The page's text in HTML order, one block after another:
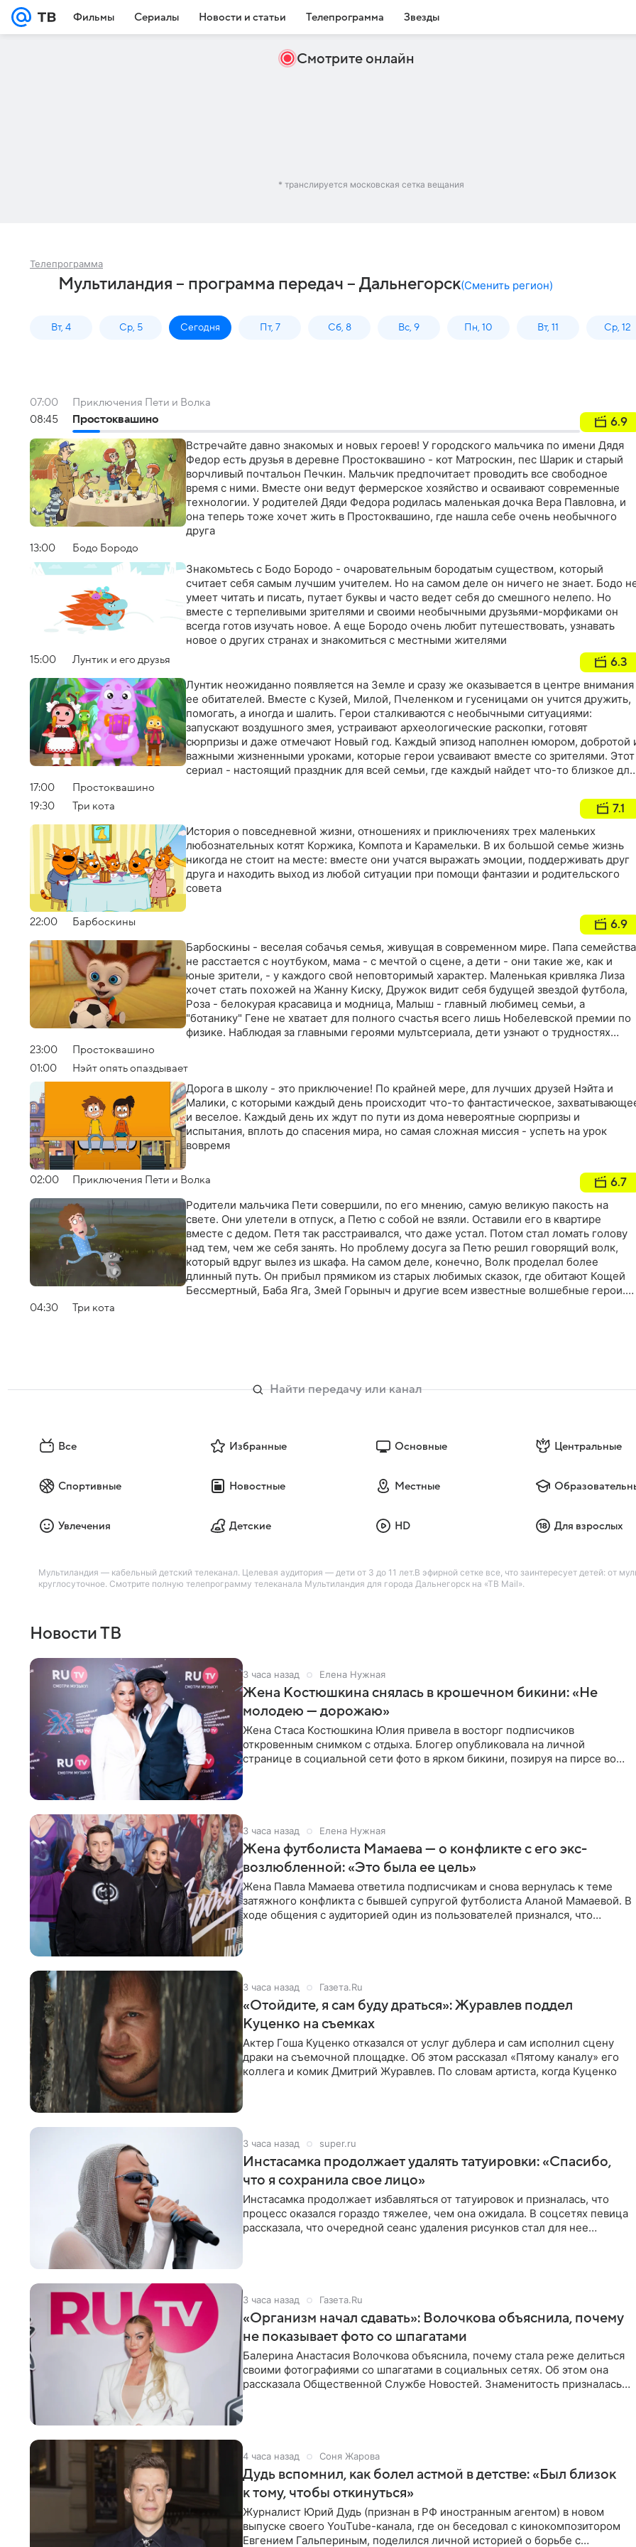
Фильмы Сериалы Новости и статьи Телепрограмма Звезды
Смотрите онлайн
* транслируется московская сетка вещания
Телепрограмма
Мультиландия – программа передач – Дальнегорск(Сменить регион)
Вт, 4 Ср, 5 Сегодня Пт, 7 Сб, 8 Вс, 9 Пн, 10 Вт, 11 Ср, 12
07:00
Приключения Пети и Волка
08:45
Простоквашино 6.9
Встречайте давно знакомых и новых героев! У городского мальчика по имени Дядя
Федор есть друзья в деревне Простоквашино - кот Матроскин, пес Шарик и старый
ворчливый почтальон Печкин. Мальчик предпочитает проводить все свободное
время с ними. Вместе они ведут фермерское хозяйство и осваивают современные
технологии. У родителей Дяди Федора родилась маленькая дочка Вера Павловна, и
она теперь тоже хочет жить в Простоквашино, где нашла себе очень необычного
друга
13:00 Бодо Бородо
Знакомьтесь с Бодо Бородо - очаровательным бородатым существом, который
считает себя самым лучшим учителем. Но на самом деле он ничего не знает. Бодо
умеет читать и писать, путает буквы и часто ведет себя до смешного нелепо. Но
вместе с терпеливыми зрителями и своими необычными друзьями-морфиками он
всегда готов изучать новое. А еще Бородо очень любит путешествовать, узнавать
новое о других странах и знакомиться с местными жителями
15:00 Лунтик и его друзья 6.3
Лунтик неожиданно появляется на Земле и сразу же оказывается в центре внимания
ее обитателей. Вместе с Кузей, Милой, Пчеленком и гусеницами он учится дружить,
помогать, а иногда и шалить. Герои сталкиваются с необычными ситуациями:
запускают воздушного змея, устраивают археологические раскопки, готовят
сюрпризы и даже отмечают Новый год. Каждый эпизод наполнен юмором, добротой
важными жизненными уроками, которые герои усваивают вместе со зрителями. Этот
сериал - настоящий праздник для всей семьи, где каждый найдет что-то близкое для
17:00
Простоквашино
19:30
Три кота 7.1
История о повседневной жизни, отношениях и приключениях трех маленьких
любознательных котят Коржика, Компота и Карамельки. В их большой семье жизнь
никогда не стоит на месте: вместе они учатся выражать эмоции, поддерживать друг
друга и находить выход из любой ситуации при помощи фантазии и родительского
совета
22:00 Барбоскины 6.9
Барбоскины - веселая собачья семья, живущая в современном мире. Папа семейства
не расстается с ноутбуком, мама - с мечтой о сцене, а дети - они такие же, как и
юные зрители, - у каждого свой неповторимый характер. Маленькая кривляка Лиза
хочет стать похожей на Жанну Киску, Дружок видит себя будущей звездой футбола,
Роза - белокурая красавица и модница, Малыш - главный любимец семьи, а
"ботанику" Гене не хватает для полного счастья всего лишь Нобелевской премии по
физике. Наблюдая за главными героями мультсериала, дети узнают о трудностях
23:00
Простоквашино
01:00
Нэйт опять опаздывает
Дорога в школу - это приключение! По крайней мере, для лучших друзей Нэйта и
Малики, с которыми каждый день происходит что-то фантастическое,
и веселое. Каждый день их ждут по пути из дома невероятные сюрпризы и
испытания, вплоть до спасения мира, но самая сложная миссия - успеть на урок
вовремя
02:00 Приключения Пети и Волка 6.7
Родители мальчика Пети совершили, по его мнению, самую великую пакость на
свете. Они улетели в отпуск, а Петю с собой не взяли. Оставили его в квартире
вместе с дедом. Петя так расстраивался, что даже устал. Потом стал ломать голову
над тем, чем же себя занять. Но проблему досуга за Петю решил говорящий волк,
который вдруг вылез из шкафа. На самом деле, конечно, Волк проделал более
длинный путь. Он прибыл прямиком из старых любимых сказок, где обитают Кощей
Бессмертный, Баба Яга, Змей Горыныч и другие всем известные волшебные герои.
04:30 Три кота
Все Избранные Основные Центральные
Спортивные Новостные Местные
Увлечения Детские HD Для взрослых
Мультиландия — кабельный детский телеканал. Целевая аудитория — дети от 3 до 11 лет.В эфирной сетке все, что заинтересует детей: от
круглосуточное. Смотрите полную телепрограмму телеканала Мультиландия для города Дальнегорск на «ТВ Mail».
Новости ТВ
3 часа назад Елена Нужная
Жена Костюшкина снялась в крошечном бикини: «Не
молодею — дорожаю»
Жена Стаса Костюшкина Юлия привела в восторг подписчиков
откровенным снимком с отдыха. Блогер опубликовала на личной
странице в социальной сети фото в ярком бикини, позируя на пирсе во
3 часа назад Елена Нужная
Жена футболиста Мамаева — о конфликте с его экс-
возлюбленной: «Это была ее цель»
Жена Павла Мамаева ответила подписчикам и снова вернулась к теме
затяжного конфликта с бывшей супругой футболиста Аланой Мамаевой. В
ходе общения с аудиторией один из пользователей признался, что
3 часа назад Газета.Ru
«Отойдите, я сам буду драться»: Журавлев поддел
Куценко на съемках
Актер Гоша Куценко отказался от услуг дублера и сам исполнил сцену
драки на съемочной площадке. Об этом рассказал «Пятому каналу» его
коллега и комик Дмитрий Журавлев. По словам артиста, когда Куценко
3 часа назад super.ru
Инстасамка продолжает удалять татуировки: «Спасибо,
что я сохранила свое лицо»
Инстасамка продолжает избавляться от татуировок и призналась, что
процесс оказался гораздо тяжелее, чем она ожидала. В соцсетях певица
рассказала, что очередной сеанс удаления рисунков стал для нее
3 часа назад Газета.Ru
«Организм начал сдавать»: Волочкова объяснила, почему
не показывает фото со шпагатами
Балерина Анастасия Волочкова объяснила, почему стала реже делиться
своими фотографиями со шпагатами в социальных сетях. Об этом она
рассказала Общественной Службе Новостей. Знаменитость призналась,
4 часа назад Соня Жарова
Дудь вспомнил, как болел астмой в детстве: «Был близок
к тому, чтобы откинуться»
Журналист Юрий Дудь (признан в РФ иностранным агентом) в новом
выпуске своего YouTube-канала, где он беседовал с кинокомпозитором
Евгением Гальпериным, поделился личной историей о борьбе с